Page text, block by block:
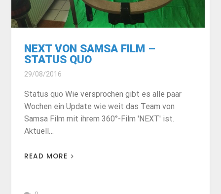
NEXT VON SAMSA FILM –
STATUS QUO
29/08/2016
Status quo Wie versprochen gibt es alle paar
Wochen ein Update wie weit das Team von
Samsa Film mit ihrem 360°-Film 'NEXT' ist.
Aktuell…
READ MORE